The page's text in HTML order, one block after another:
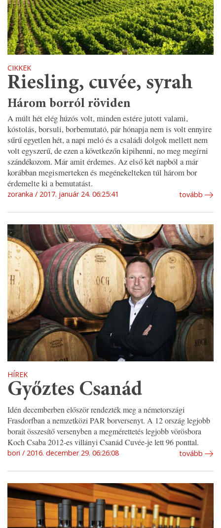
CIKKEK
Riesling, cuvée, syrah
Három borról röviden
A múlt hét elég húzós volt, minden estére jutott valami,
kóstolás, borsuli, borbemutató, pár hónapja nem is volt ennyire
sűrű egyetlen hét, a napi meló és a családi dolgok mellett nem
volt egyszerű, de ezen a következőn kipihenni, no meg megírni
szándékozom. Már amit érdemes. Az első két napból a már
korábban megismerteken és megénekelteken túl három bor
érdemelte ki a bemutatást.
zoranka 2017. január 24. 06:25:41 tovább
HÍREK
Győztes Csanád
Idén decemberben először rendezték meg a németországi
Frasdorfban a nemzetközi PAR borversenyt. A 12 ország legjobb
borait összesítő versenyben a megmérettetés legjobb vörösbora
Koch Csaba 2012-es villányi Csanád Cuvée-je lett 96 ponttal.
bori 2016. december 29. 06:26:08 tovább